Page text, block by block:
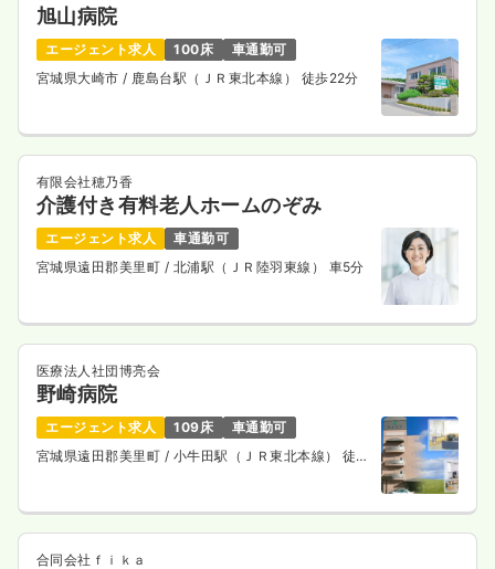
旭山病院
エージェント求人 100床
車通勤可
宮城県大崎市/ 鹿島台駅（ＪＲ東北本線） 徒歩22分
有限会社穂乃香
介護付き有料老人ホームのぞみ
エージェント求人
車通勤可
宮城県遠田郡美里町 / 北浦駅（ＪＲ陸羽東線） 車5分
医療法人社団博亮会
野崎病院
エージェント求人 109床
車通勤可
宮城県遠田郡美里町 / 小牛田駅（ＪＲ東北本線） 徒歩
合同会社ｆｉｋａ